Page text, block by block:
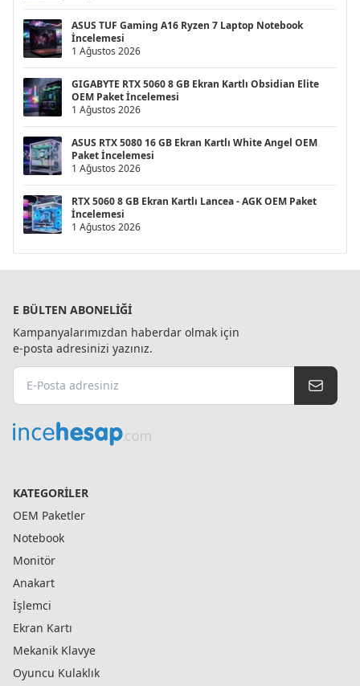
ASUS TUF Gaming A16 Ryzen 7 Laptop Notebook
İncelemesi
1 Ağustos 2026
GIGABYTE RTX 5060 8 GB Ekran Kartlı Obsidian Elite
OEM Paket İncelemesi
1 Ağustos 2026
ASUS RTX 5080 16 GB Ekran Kartlı White Angel OEM
Paket İncelemesi
1 Ağustos 2026
RTX 5060 8 GB Ekran Kartlı Lancea - AGK OEM Paket
İncelemesi
1 Ağustos 2026
E BÜLTEN ABONELIĞI
Kampanyalarımızdan haberdar olmak için
e-posta adresinizi yazınız.
KATEGORILER
OEM Paketler
Notebook
Monitör
Anakart
İşlemci
Ekran Kartı
Mekanik Klavye
Oyuncu Kulaklık